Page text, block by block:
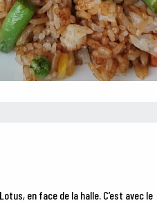
en face de la halle. C’est avec le